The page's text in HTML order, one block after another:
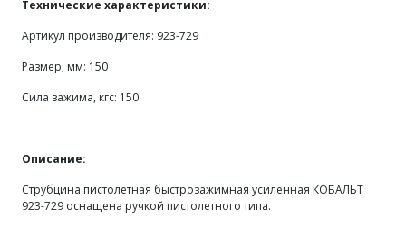
Технические характеристики:
Артикул производителя: 923-729
Размер, мм: 150
Сила зажима, кгс: 150
Описание:
Струбцина пистолетная быстрозажимная усиленная КОБАЛЬТ
923-729 оснащена ручкой пистолетного типа.